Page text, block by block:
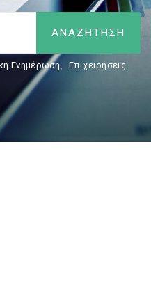
Ενημέρωση, Επιχειρήσεις